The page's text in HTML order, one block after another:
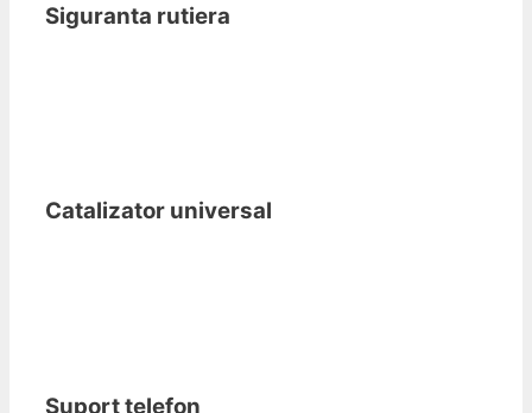
Siguranta rutiera
Catalizator universal
Suport telefon